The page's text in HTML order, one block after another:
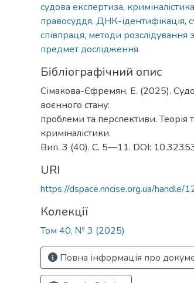
судова експертиза, криміналістика
правосуддя, ДНК-ідентифікація,
співпраця, методи розслідування
предмет дослідження
Бібліографічний опис
Сімакова-Єфремян, Е. (2025).
воєнного стану:
проблеми та перспективи. Теорія
криміналістики.
Вип. 3 (40). С. 5—11. DOI:
URI
https://dspace.nncise.org.ua/
Колекції
Том 40, № 3 (2025)
Повна інформація про